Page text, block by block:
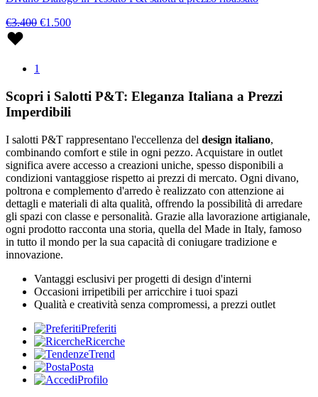
€3.400 €1.500
1
Scopri i Salotti P&T: Eleganza Italiana a Prezzi
Imperdibili
I salotti P&T rappresentano l'eccellenza del design italiano,
combinando comfort e stile in ogni pezzo. Acquistare in outlet
significa avere accesso a creazioni uniche, spesso disponibili a
condizioni vantaggiose rispetto ai prezzi di mercato. Ogni divano,
poltrona e complemento d'arredo è realizzato con attenzione ai
dettagli e materiali di alta qualità, offrendo la possibilità di arredare
gli spazi con classe e personalità. Grazie alla lavorazione artigianale,
ogni prodotto racconta una storia, quella del Made in Italy, famoso
in tutto il mondo per la sua capacità di coniugare tradizione e
innovazione.
Vantaggi esclusivi per progetti di design d'interni
Occasioni irripetibili per arricchire i tuoi spazi
Qualità e creatività senza compromessi, a prezzi outlet
Preferiti
Ricerche
Trend
Posta
Profilo